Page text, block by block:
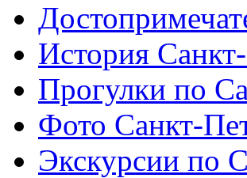
История
Прогулки по
Фото Санкт-
Экскурсии по